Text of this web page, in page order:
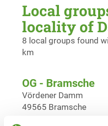
Local
locality of
8 local groups found
km
OG - Bramsche
Vördener Damm
49565 Bramsche